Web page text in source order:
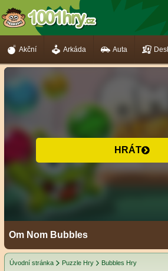
Akční Arkáda Auta
HRÁT
Om Nom Bubbles
Úvodní stránka Puzzle Hry Bubbles Hry